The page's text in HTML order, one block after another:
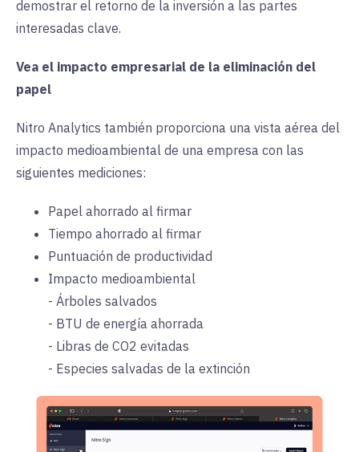
demostrar el retorno de la inversión a las partes
interesadas clave.
Vea el impacto empresarial de la eliminación del
papel
Nitro Analytics también proporciona una vista aérea del
impacto medioambiental de una empresa con las
siguientes mediciones:
Papel ahorrado al firmar
Tiempo ahorrado al firmar
Puntuación de productividad
Impacto medioambiental
- Árboles salvados
- BTU de energía ahorrada
- Libras de CO2 evitadas
- Especies salvadas de la extinción